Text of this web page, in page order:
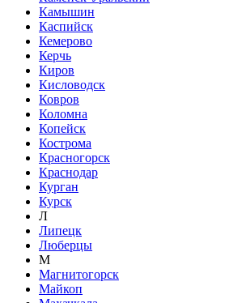
Камышин
Каспийск
Кемерово
Керчь
Киров
Кисловодск
Ковров
Коломна
Копейск
Кострома
Красногорск
Краснодар
Курган
Курск
Л
Липецк
Люберцы
М
Магнитогорск
Майкоп